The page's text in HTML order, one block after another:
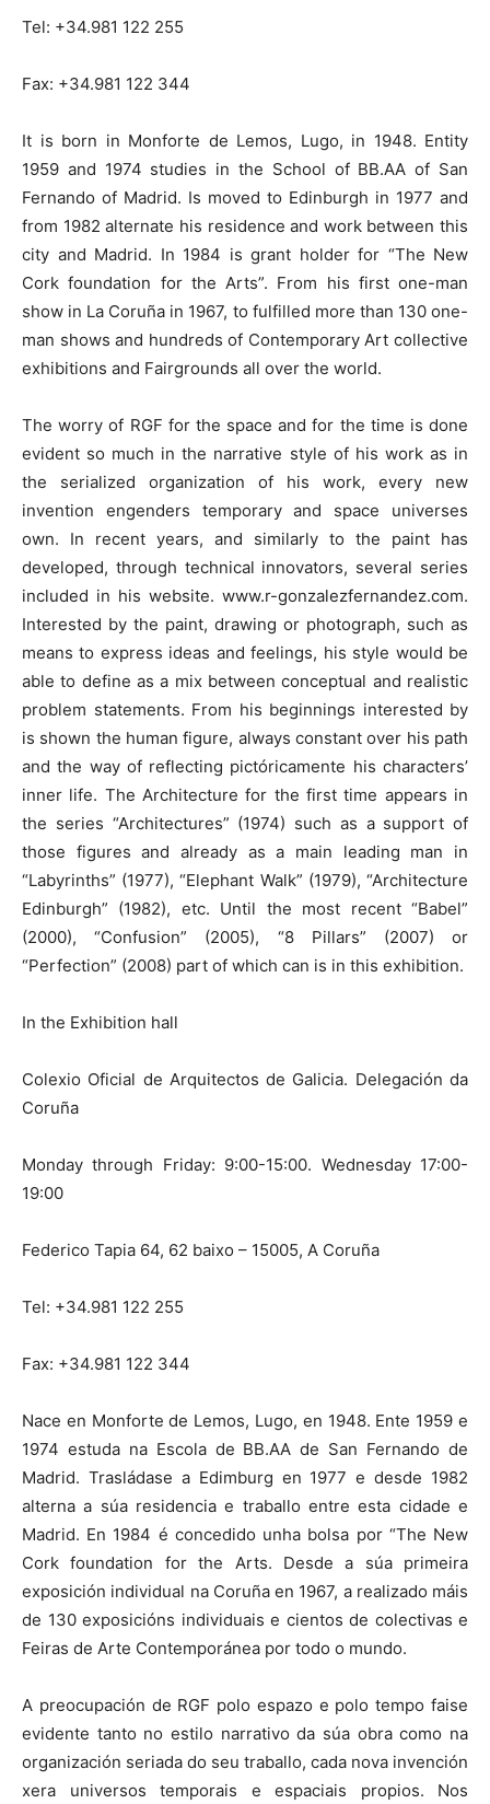
Tel: +34.981 122 255
Fax: +34.981 122 344
It is born in Monforte de Lemos, Lugo, in 1948. Entity
1959 and 1974 studies in the School of BB.AA of San
Fernando of Madrid. Is moved to Edinburgh in 1977 and
from 1982 alternate his residence and work between this
city and Madrid. In 1984 is grant holder for “The New
Cork foundation for the Arts”. From his first one-man
show in La Coruña in 1967, to fulfilled more than 130 one-
man shows and hundreds of Contemporary Art collective
exhibitions and Fairgrounds all over the world.
The worry of RGF for the space and for the time is done
evident so much in the narrative style of his work as in
the serialized organization of his work, every new
invention engenders temporary and space universes
own. In recent years, and similarly to the paint has
developed, through technical innovators, several series
included in his website. www.r-gonzalezfernandez.com.
Interested by the paint, drawing or photograph, such as
means to express ideas and feelings, his style would be
able to define as a mix between conceptual and realistic
problem statements. From his beginnings interested by
is shown the human figure, always constant over his path
and the way of reflecting pictóricamente his characters’
inner life. The Architecture for the first time appears in
the series “Architectures” (1974) such as a support of
those figures and already as a main leading man in
“Labyrinths” (1977), “Elephant Walk” (1979), “Architecture
Edinburgh” (1982), etc. Until the most recent “Babel”
(2000), “Confusion” (2005), “8 Pillars” (2007) or
“Perfection” (2008) part of which can is in this exhibition.
In the Exhibition hall
Colexio Oficial de Arquitectos de Galicia. Delegación da
Coruña
Monday through Friday: 9:00-15:00. Wednesday 17:00-
19:00
Federico Tapia 64, 62 baixo – 15005, A Coruña
Tel: +34.981 122 255
Fax: +34.981 122 344
Nace en Monforte de Lemos, Lugo, en 1948. Ente 1959 e
1974 estuda na Escola de BB.AA de San Fernando de
Madrid. Trasládase a Edimburg en 1977 e desde 1982
alterna a súa residencia e traballo entre esta cidade e
Madrid. En 1984 é concedido unha bolsa por “The New
Cork foundation for the Arts. Desde a súa primeira
exposición individual na Coruña en 1967, a realizado máis
de 130 exposicións individuais e cientos de colectivas e
Feiras de Arte Contemporánea por todo o mundo.
A preocupación de RGF polo espazo e polo tempo faise
evidente tanto no estilo narrativo da súa obra como na
organización seriada do seu traballo, cada nova invención
xera universos temporais e espaciais propios. Nos